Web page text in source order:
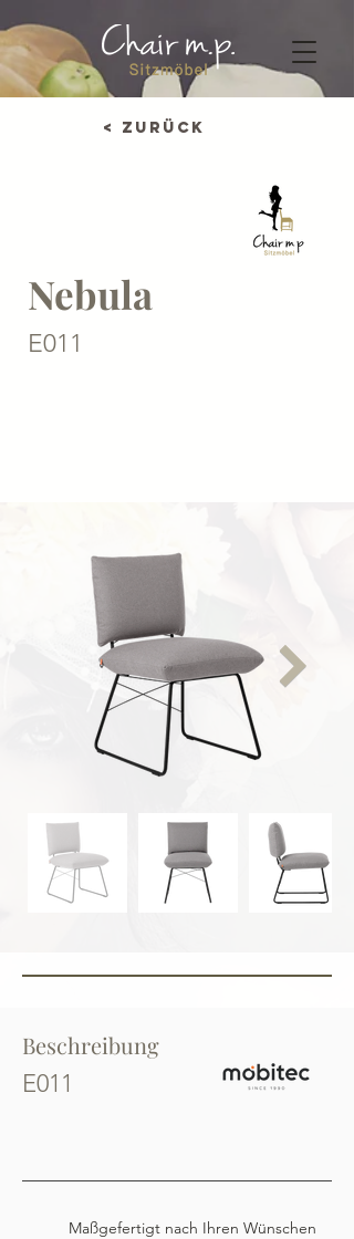
< Zurück
Nebula
E011
Beschreibung
E011
Maßgefertigt nach Ihren Wünschen